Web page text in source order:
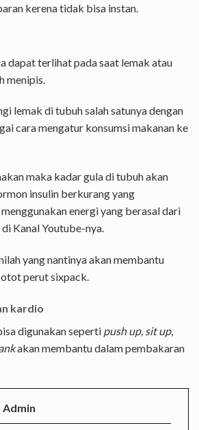
kerena tidak bisa instan.
dapat terlihat pada saat lemak atau
menipis.
lemak di tubuh salah satunya dengan
cara mengatur konsumsi makanan ke
maka kadar gula di tubuh akan
insulin berkurang yang
energi yang berasal dari
Kanal Youtube-nya.
yang nantinya akan membantu
perut sixpack.
kardio
digunakan seperti push up, sit up,
akan membantu dalam pembakaran
Admin